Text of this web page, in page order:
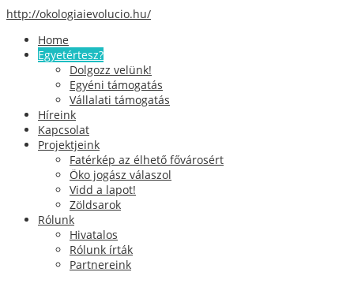
http://okologiaievolucio.hu/
Home
Egyetértesz?
Dolgozz velünk!
Egyéni támogatás
Vállalati támogatás
Híreink
Kapcsolat
Projektjeink
Fatérkép az élhető fővárosért
Öko jogász válaszol
Vidd a lapot!
Zöldsarok
Rólunk
Hivatalos
Rólunk írták
Partnereink